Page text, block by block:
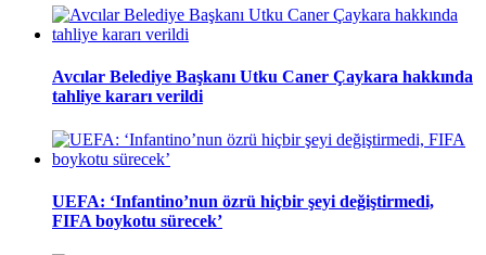
Avcılar Belediye Başkanı Utku Caner Çaykara hakkında
tahliye kararı verildi
UEFA: ‘Infantino’nun özrü hiçbir şeyi değiştirmedi,
FIFA boykotu sürecek’